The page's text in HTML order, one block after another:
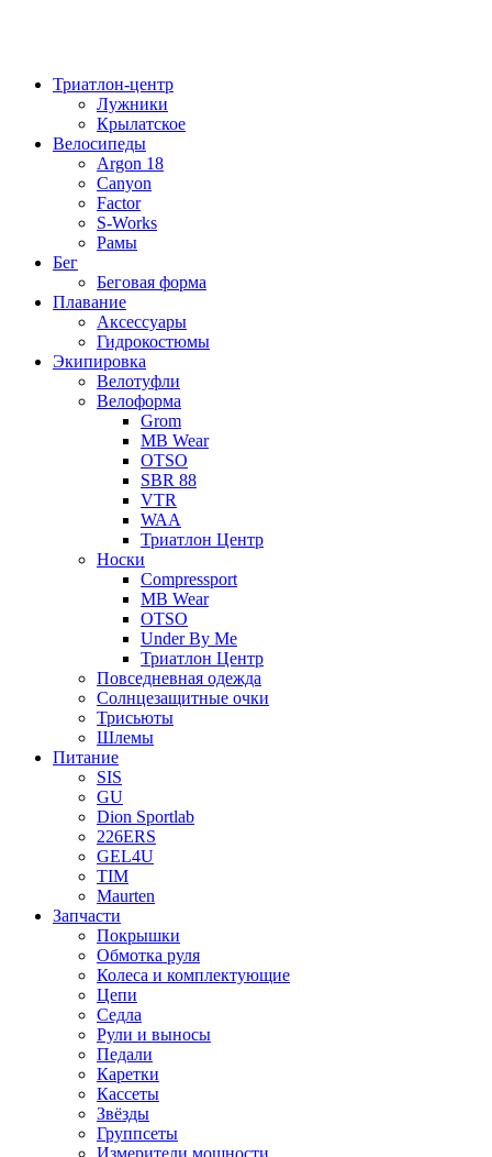
Триатлон-центр
Лужники
Крылатское
Велосипеды
Argon 18
Canyon
Factor
S-Works
Рамы
Бег
Беговая форма
Плавание
Аксессуары
Гидрокостюмы
Экипировка
Велотуфли
Велоформа
Grom
MB Wear
OTSO
SBR 88
VTR
WAA
Триатлон Центр
Носки
Compressport
MB Wear
OTSO
Under By Me
Триатлон Центр
Повседневная одежда
Солнцезащитные очки
Трисьюты
Шлемы
Питание
SIS
GU
Dion Sportlab
226ERS
GEL4U
TIM
Maurten
Запчасти
Покрышки
Обмотка руля
Колеса и комплектующие
Цепи
Седла
Рули и выносы
Педали
Каретки
Кассеты
Звёзды
Группсеты
Измерители мощности